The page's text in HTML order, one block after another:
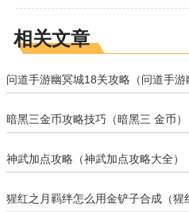
相关文章
问道手游幽冥城18关攻略（问道手游
暗黑三金币攻略技巧（暗黑三 金币）
神武加点攻略（神武加点攻略大全）
猩红之月羁绊怎么用金铲子合成（猩